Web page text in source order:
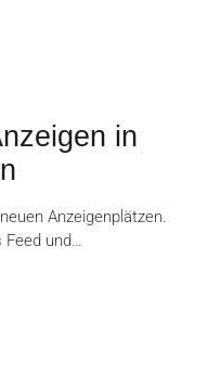
in
Anzeigenplätzen.
Feed und…